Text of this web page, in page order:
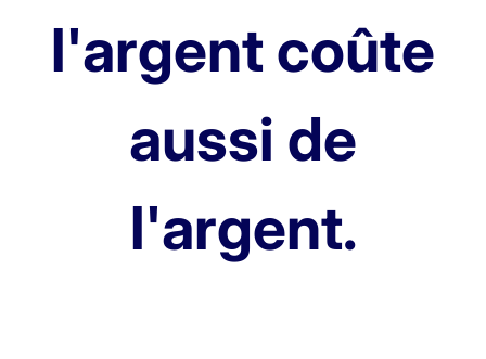
l'argent coûte
aussi de
l'argent.